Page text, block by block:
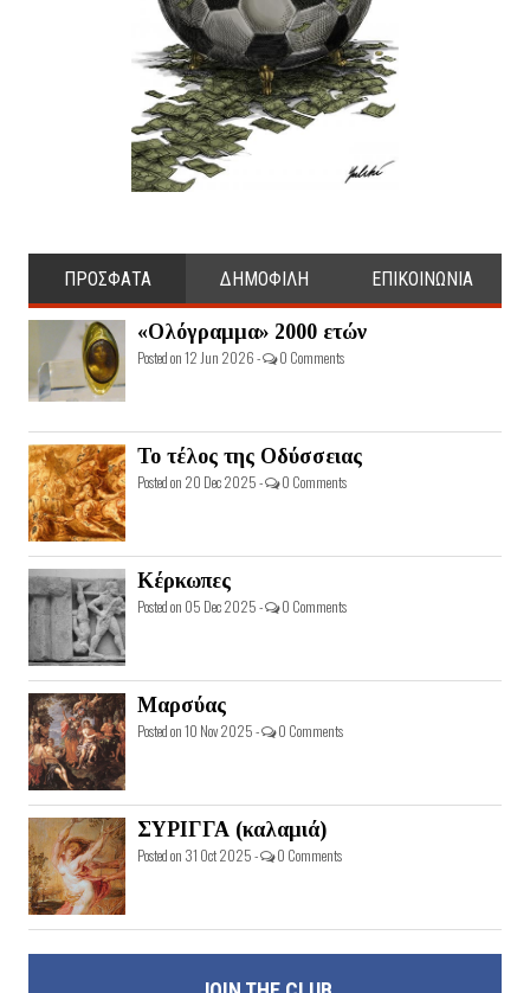
ΠΡΟΣΦΑΤΑ ΔΗΜΟΦΙΛΗ ΕΠΙΚΟΙΝΩΝΙΑ
«Ολόγραμμα» 2000 ετών
Posted on 12 Jun 2026 - 0 Comments
Το τέλος της Οδύσσειας
Posted on 20 Dec 2025 - 0 Comments
Κέρκωπες
Posted on 05 Dec 2025 - 0 Comments
Μαρσύας
Posted on 10 Nov 2025 - 0 Comments
ΣΥΡΙΓΓΑ (καλαμιά)
Posted on 31 Oct 2025 - 0 Comments